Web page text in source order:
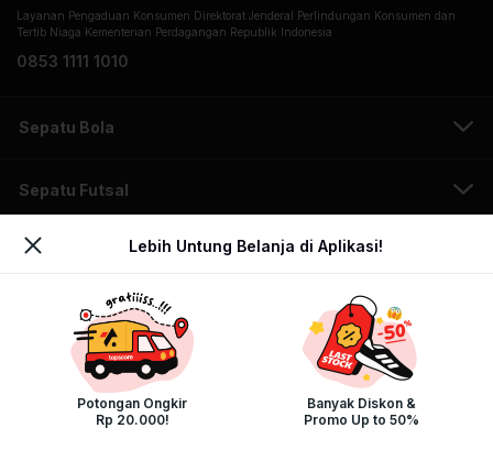
Lebih Untung Belanja di Aplikasi!
Potongan Ongkir
Rp 20.000!
Banyak Diskon &
Promo Up to 50%
Layanan Pengaduan Konsumen Direktorat Jenderal Perlindungan Konsumen dan
Tertib Niaga Kementerian Perdagangan Republik Indonesia
0853 1111 1010
Sepatu Bola
Sepatu Futsal
Sepatu Running
Sepatu Sneakers
Jersey Timnas Indonesia